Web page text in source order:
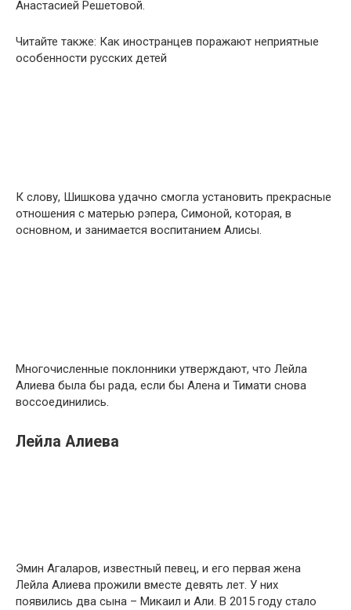
Анастасией Решетовой.
Читайте также: Как иностранцев поражают неприятные
особенности русских детей
К слову, Шишкова удачно смогла установить прекрасные
отношения с матерью рэпера, Симоной, которая, в
основном, и занимается воспитанием Алисы.
Многочисленные поклонники утверждают, что Лейла
Алиева была бы рада, если бы Алена и Тимати снова
воссоединились.
Лейла Алиева
Эмин Агаларов, известный певец, и его первая жена
Лейла Алиева прожили вместе девять лет. У них
появились два сына – Микаил и Али. В 2015 году стало